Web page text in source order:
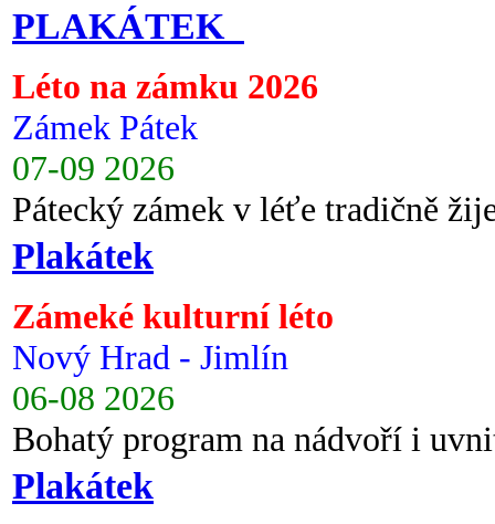
PLAKÁTEK
Léto na zámku 2026
Zámek Pátek
07-09 2026
Pátecký zámek v léťe tradičně
Plakátek
Zámeké kulturní léto
Nový Hrad - Jimlín
06-08 2026
Bohatý program na nádvoří i
Plakátek